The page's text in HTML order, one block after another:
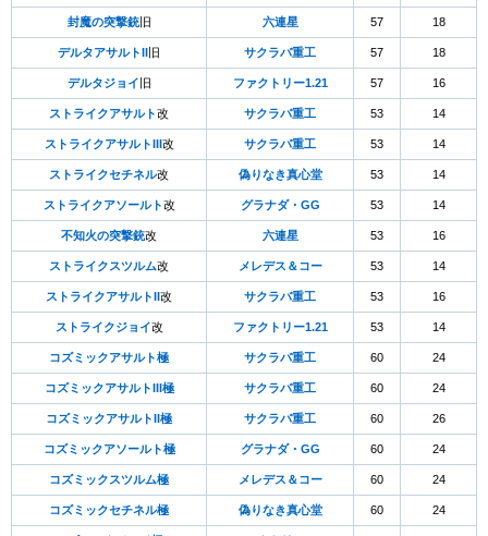
封魔の突撃銃旧 六連星 57 18
デルタアサルトII 旧 サクラバ重工 57 18
デルタジョイ 旧 ファクトリー1.21 57 16
ストライクアサルト改 サクラバ重工 53 14
ストライクアサルトIII 改 サクラバ重工 53 14
ストライクセチネル改 偽りなき真心堂 53 14
ストライクアソールト改 グラナダ・GG 53 14
不知火の突撃銃改 六連星 53 16
ストライクスツルム改 メレデス＆コー 53 14
ストライクアサルトII 改 サクラバ重工 53 16
ストライクジョイ改 ファクトリー1.21 53 14
コズミックアサルト極 サクラバ重工 60 24
コズミックアサルトIII極 サクラバ重工 60 24
コズミックアサルトII極 サクラバ重工 60 26
コズミックアソールト極 グラナダ・GG 60 24
コズミックスツルム極 メレデス＆コー 60 24
コズミックセチネル極 偽りなき真心堂 60 24